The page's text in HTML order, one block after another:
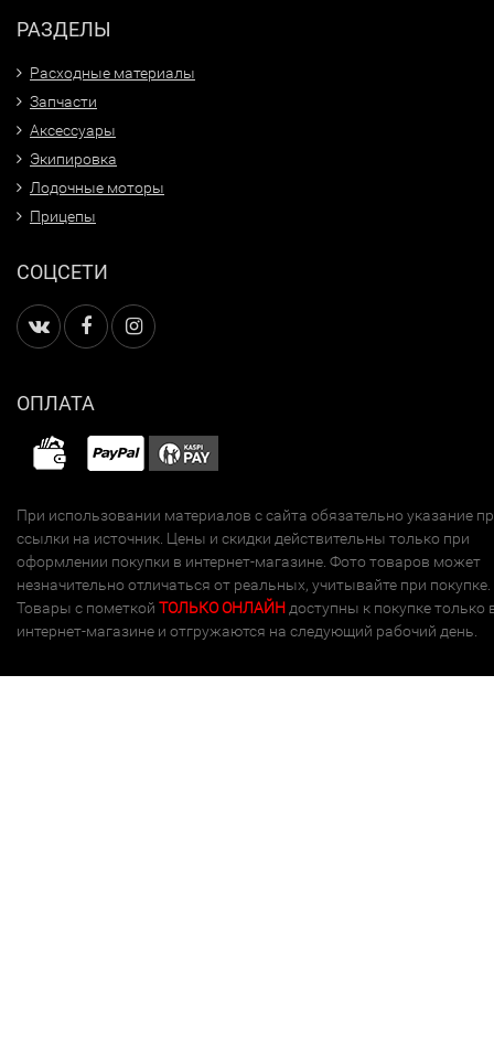
РАЗДЕЛЫ
Расходные материалы
Запчасти
Аксессуары
Экипировка
Лодочные моторы
Прицепы
СОЦСЕТИ
ОПЛАТА
При использовании материалов с сайта обязательно указание
ссылки на источник. Цены и скидки действительны только при
оформлении покупки в интернет-магазине. Фото товаров может
незначительно отличаться от реальных, учитывайте при покупке.
Товары с пометкой ТОЛЬКО ОНЛАЙН доступны к покупке только
интернет-магазине и отгружаются на следующий рабочий день.